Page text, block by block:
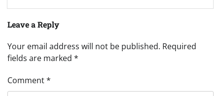
Leave a Reply
Your email address will not be published. Required
fields are marked *
Comment*